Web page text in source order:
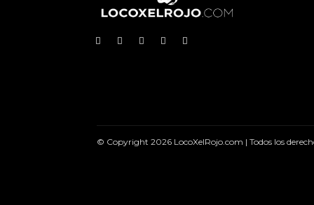
© Copyright 2026 LocoXelRojo.com | Todos los